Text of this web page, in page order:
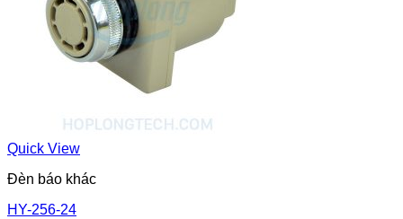
Quick View
Đèn báo khác
HY-256-24